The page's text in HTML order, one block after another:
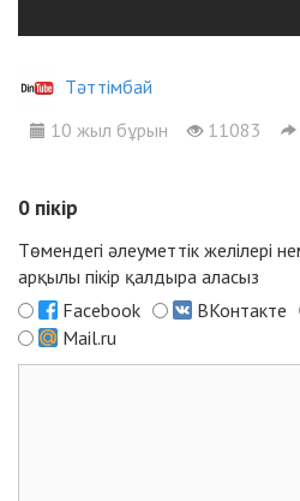
Тәттімбай
10 жыл бұрын
11083
0 пікір
Төмендегі әлеуметтік желілері
арқылы пікір қалдыра аласыз
Facebook
ВКонтакте
Mail.ru